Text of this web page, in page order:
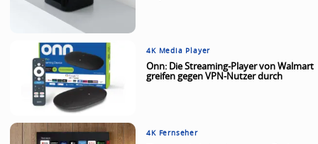
4K Media Player
Onn: Die Streaming-Player von Walmart
greifen gegen VPN-Nutzer durch
4K Fernseher